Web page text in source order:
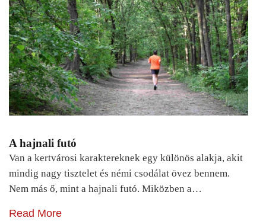
A hajnali futó
Van a kertvárosi karaktereknek egy különös alakja, akit
mindig nagy tisztelet és némi csodálat övez bennem.
Nem más ő, mint a hajnali futó. Miközben a…
Read More